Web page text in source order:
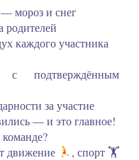
мороз и снег
родителей
каждого участника
с подтверждённым
за участие
— и это главное!
движение
, спорт 🏋